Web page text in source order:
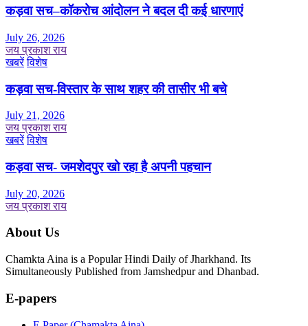
कड़वा सच–कॉकरोच आंदोलन ने बदल दी कई धारणाएं
July 26, 2026
जय प्रकाश राय
खबरें विशेष
कड़वा सच-विस्तार के साथ शहर की तासीर भी बचे
July 21, 2026
जय प्रकाश राय
खबरें विशेष
कड़वा सच- जमशेदपुर खो रहा है अपनी पहचान
July 20, 2026
जय प्रकाश राय
About Us
Chamkta Aina is a Popular Hindi Daily of Jharkhand. Its
Simultaneously Published from Jamshedpur and Dhanbad.
E-papers